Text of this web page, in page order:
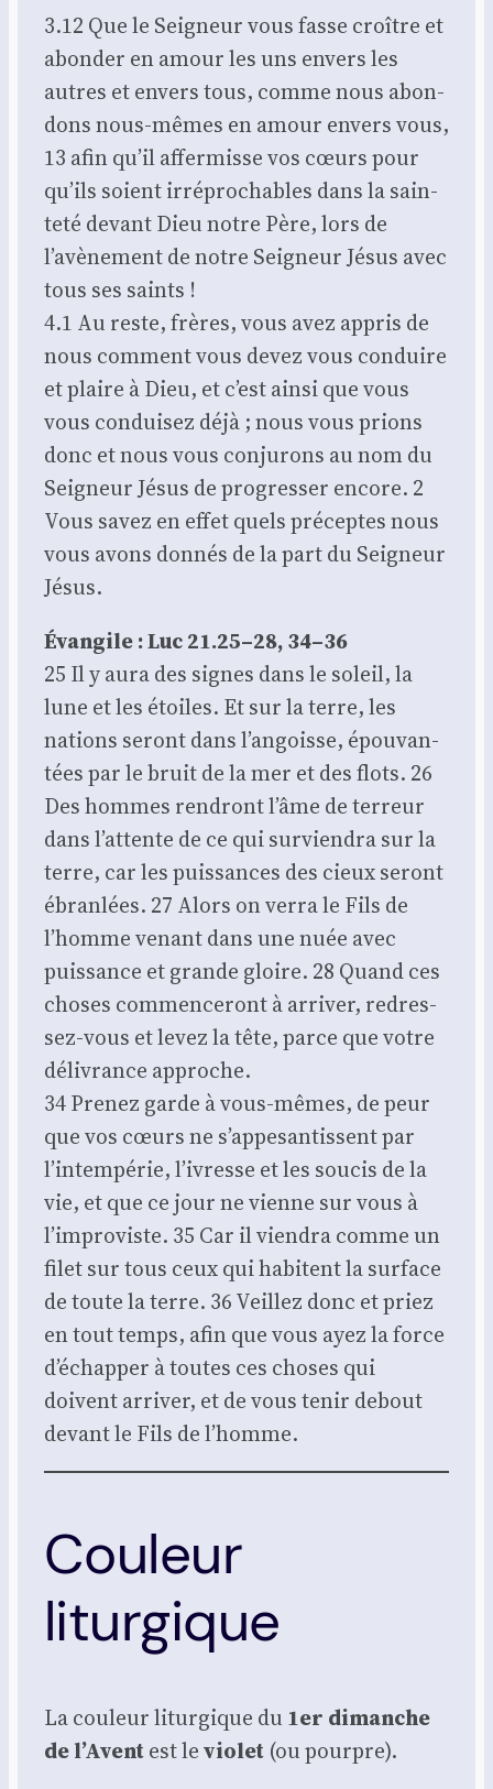
3.12 Que le Sei­gneur vous fasse croître et
abon­der en amour les uns envers les
autres et envers tous, comme nous abon­
dons nous-mêmes en amour envers vous,
13 afin qu’il affer­misse vos cœurs pour
qu’ils soient irré­pro­chables dans la sain­
te­té devant Dieu notre Père, lors de
l’avènement de notre Sei­gneur Jésus avec
tous ses saints !
4.1 Au reste, frères, vous avez appris de
nous com­ment vous devez vous conduire
et plaire à Dieu, et c’est ain­si que vous
vous condui­sez déjà ; nous vous prions
donc et nous vous conju­rons au nom du
Sei­gneur Jésus de pro­gres­ser encore. 2
Vous savez en effet quels pré­ceptes nous
vous avons don­nés de la part du Sei­gneur
Jésus.
Évan­gile : Luc 21.25–28, 34–36
25 Il y aura des signes dans le soleil, la
lune et les étoiles. Et sur la terre, les
nations seront dans l’angoisse, épou­van­
tées par le bruit de la mer et des flots. 26
Des hommes ren­dront l’âme de ter­reur
dans l’attente de ce qui sur­vien­dra sur la
terre, car les puis­sances des cieux seront
ébran­lées. 27 Alors on ver­ra le Fils de
l’homme venant dans une nuée avec
puis­sance et grande gloire. 28 Quand ces
choses com­men­ce­ront à arri­ver, redres­
sez-vous et levez la tête, parce que votre
déli­vrance approche.
34 Pre­nez garde à vous-mêmes, de peur
que vos cœurs ne s’appesantissent par
l’intempérie, l’ivresse et les sou­cis de la
vie, et que ce jour ne vienne sur vous à
l’improviste. 35 Car il vien­dra comme un
filet sur tous ceux qui habitent la sur­face
de toute la terre. 36 Veillez donc et priez
en tout temps, afin que vous ayez la force
d’échapper à toutes ces choses qui
doivent arri­ver, et de vous tenir debout
devant le Fils de l’homme.
Couleur
liturgique
La cou­leur litur­gique du 1er dimanche
de l’Aventest levio­let (ou pourpre).